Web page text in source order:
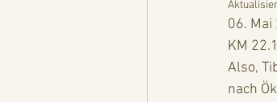
06.
KM
Also,
nach